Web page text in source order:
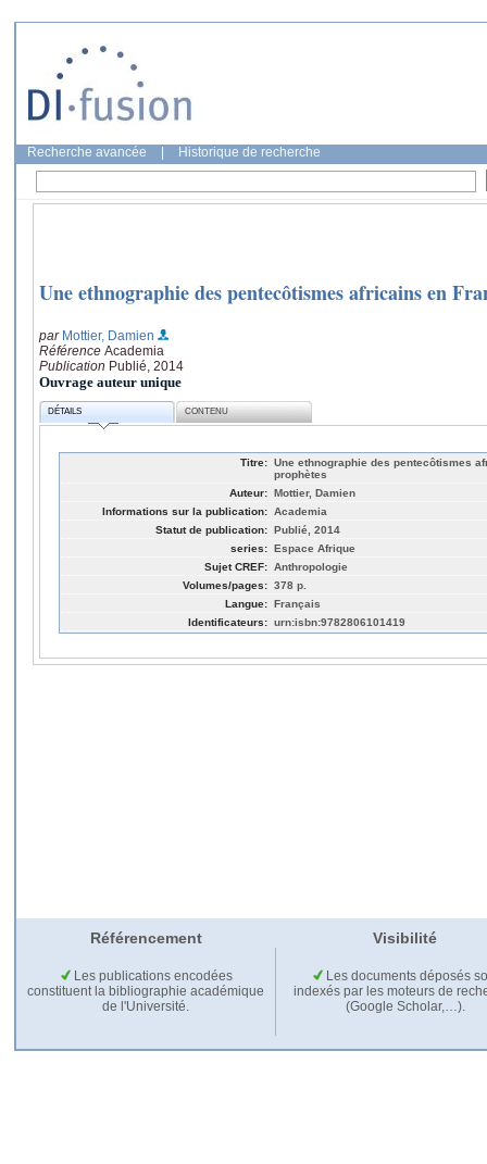
Recherche avancée Historique de recherche
Une ethnographie des pentecôtismes africains en
par Mottier, Damien
Référence Academia
Publication Publié, 2014
Ouvrage auteur unique
DÉTAILS CONTENU
Titre: Une ethnographie des pentecôtismes
prophètes
Auteur: Mottier, Damien
Informations sur la publication: Academia
Statut de publication: Publié, 2014
series: Espace Afrique
Sujet CREF: Anthropologie
Volumes/pages: 378 p.
Langue: Français
Identificateurs: urn:isbn:9782806101419
Référencement Visibilité
Les publications encodées
constituent la bibliographie académique
de l'Université.
Les documents déposés
indexés par les moteurs de
(Google Scholar,…).